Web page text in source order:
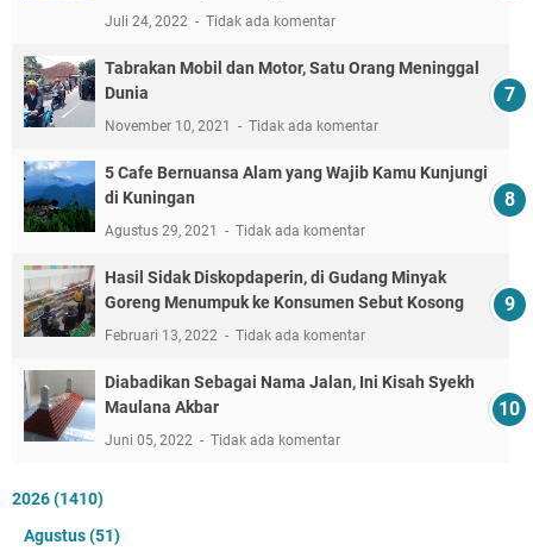
Juli 24, 2022 Tidak ada komentar
Tabrakan Mobil dan Motor, Satu Orang Meninggal
Dunia
November 10, 2021 Tidak ada komentar
5 Cafe Bernuansa Alam yang Wajib Kamu Kunjungi
di Kuningan
Agustus 29, 2021 Tidak ada komentar
Hasil Sidak Diskopdaperin, di Gudang Minyak
Goreng Menumpuk ke Konsumen Sebut Kosong
Februari 13, 2022 Tidak ada komentar
Diabadikan Sebagai Nama Jalan, Ini Kisah Syekh
Maulana Akbar
Juni 05, 2022 Tidak ada komentar
2026(1410)
Agustus(51)